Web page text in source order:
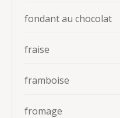
fondant au chocolat
fraise
framboise
fromage